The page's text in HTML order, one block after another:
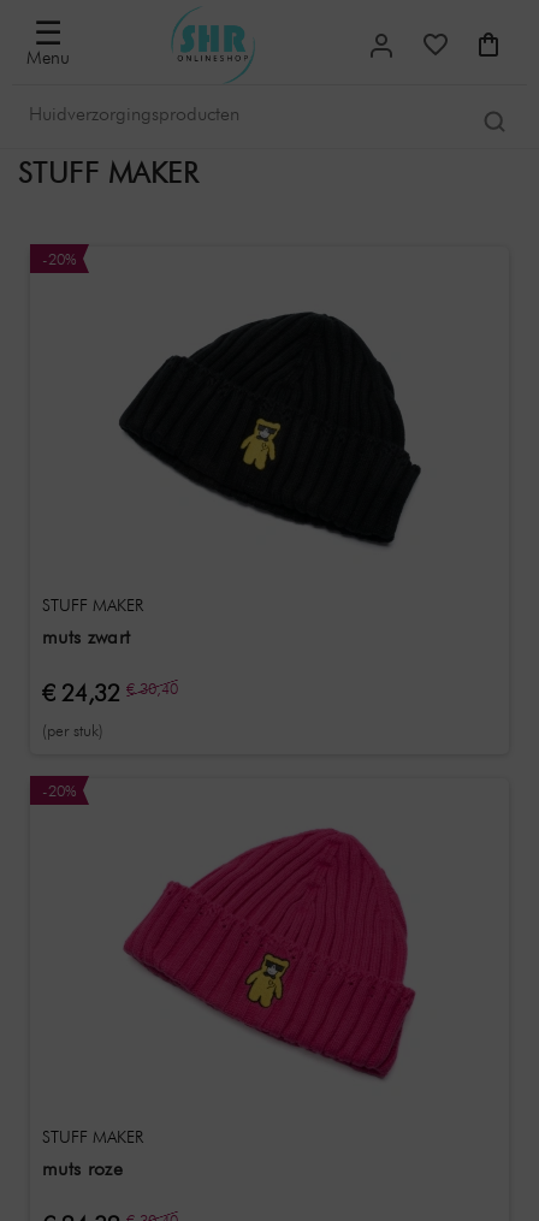
☰
Menu
STUFF MAKER
-20%
STUFF MAKER
muts zwart
€ 24,32 € 30,40
(per stuk)
-20%
STUFF MAKER
muts roze